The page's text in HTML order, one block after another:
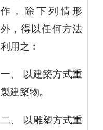
作，除下列情形
外，得以任何方法
利用之︰
一、 以建築方式重
製建築物。
二、 以雕塑方式重